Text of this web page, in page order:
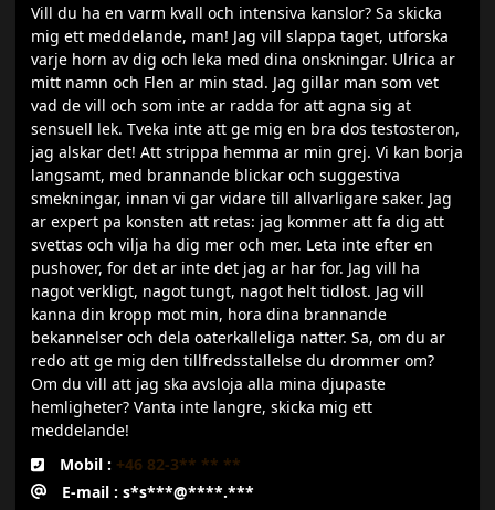
Vill du ha en varm kvall och intensiva kanslor? Sa skicka
mig ett meddelande, man! Jag vill slappa taget, utforska
varje horn av dig och leka med dina onskningar. Ulrica ar
mitt namn och Flen ar min stad. Jag gillar man som vet
vad de vill och som inte ar radda for att agna sig at
sensuell lek. Tveka inte att ge mig en bra dos testosteron,
jag alskar det! Att strippa hemma ar min grej. Vi kan borja
langsamt, med brannande blickar och suggestiva
smekningar, innan vi gar vidare till allvarligare saker. Jag
ar expert pa konsten att retas: jag kommer att fa dig att
svettas och vilja ha dig mer och mer. Leta inte efter en
pushover, for det ar inte det jag ar har for. Jag vill ha
nagot verkligt, nagot tungt, nagot helt tidlost. Jag vill
kanna din kropp mot min, hora dina brannande
bekannelser och dela oaterkalleliga natter. Sa, om du ar
redo att ge mig den tillfredsstallelse du drommer om?
Om du vill att jag ska avsloja alla mina djupaste
hemligheter? Vanta inte langre, skicka mig ett
meddelande!
Mobil : +46 82-3** ** **
E-mail : s*s***@****.***